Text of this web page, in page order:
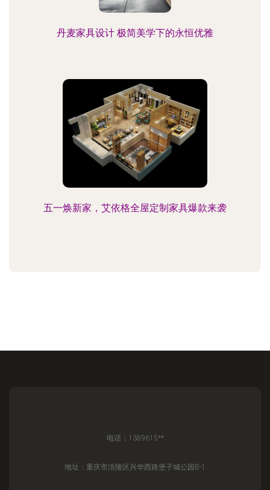
丹麦家具设计 极简美学下的永恒优雅
五一焕新家，艾依格全屋定制家具爆款来袭
电话：1389615**
地址：重庆市涪陵区兴华西路堡子城公园B-1